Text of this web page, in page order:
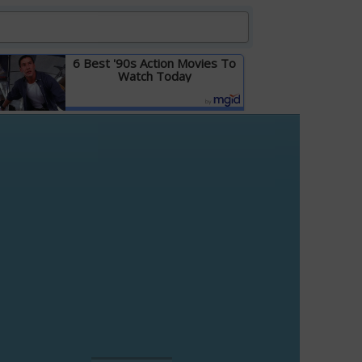
6 Best '90s Action Movies To
Watch Today
Детальніше